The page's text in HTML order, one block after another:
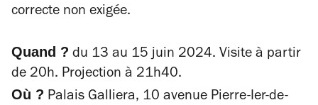
correcte non exigée.
Quand ? du 13 au 15 juin 2024. Visite à partir
de 20h. Projection à 21h40.
Où ? Palais Galliera, 10 avenue Pierre-Ier-de-